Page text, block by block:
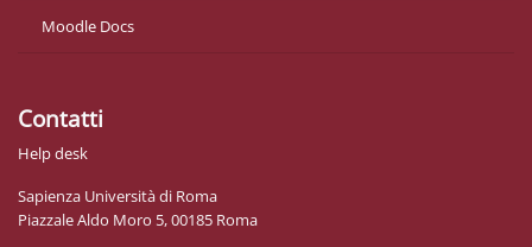
Moodle Docs
Contatti
Help desk
Sapienza Università di Roma
Piazzale Aldo Moro 5, 00185 Roma